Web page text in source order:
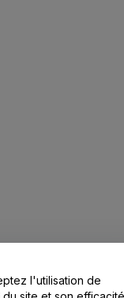
l'utilisation de